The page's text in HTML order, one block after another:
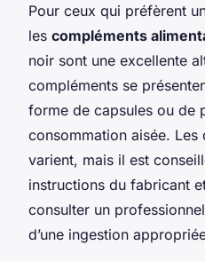
Pour ceux qui préfèrent
les compléments
noir sont une excellente
compléments se
forme de capsules ou de
consommation aisée.
varient, mais il est
instructions du fabricant
consulter un
d’une ingestion